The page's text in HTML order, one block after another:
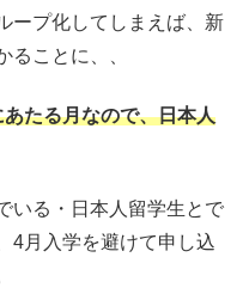
ープ化してしまえば、新
ることに、、
たる月なので、日本人
いる・日本人留学生とで
4月入学を避けて申し込